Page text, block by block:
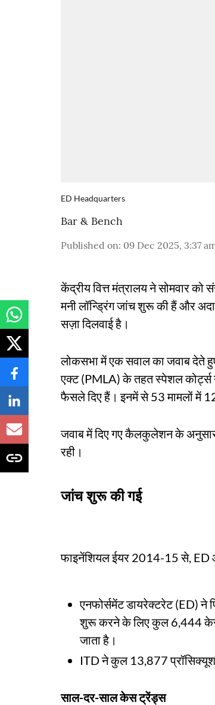
ED Headquarters
Bar & Bench
Published on: 09 Dec 2025, 3:37
केंद्रीय वित्त मंत्रालय ने सोमवार
मनी लॉन्ड्रिंग जांच शुरू की हैं और
सज़ा दिलवाई है।
लोकसभा में एक सवाल का जवाब देते
एक्ट (PMLA) के तहत स्पेशल
फैसले दिए हैं। इनमें से 53 मामलों में
जवाब में दिए गए कैलकुलेशन के अनुसार,
रही।
जांच शुरू की गई
फाइनेंशियल ईयर 2014-15 से, ED
एनफोर्समेंट डायरेक्टरेट (ED)
शुरू करने के लिए कुल 6,444 केस
जाता है।
ITD ने कुल 13,877
साल-दर-साल केस ट्रेंड्स